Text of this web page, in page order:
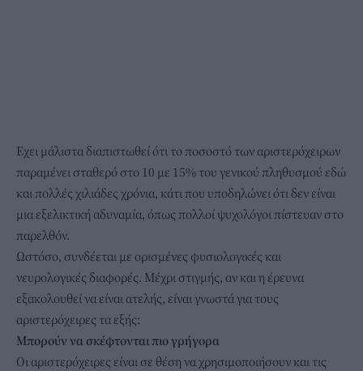
Εχει μάλιστα διαπιστωθεί ότι το ποσοστό των αριστερόχειρων
παραμένει σταθερό στο 10 με 15% του γενικού πληθυσμού εδώ
και πολλές χιλιάδες χρόνια, κάτι που υποδηλώνει ότι δεν είναι
μια εξελικτική αδυναμία, όπως πολλοί ψυχολόγοι πίστευαν στο
παρελθόν.
Ωστόσο, συνδέεται με ορισμένες φυσιολογικές και
νευρολογικές διαφορές. Μέχρι στιγμής, αν και η έρευνα
εξακολουθεί να είναι ατελής, είναι γνωστά για τους
αριστερόχειρες τα εξής:
Μπορούν να σκέφτονται πιο γρήγορα
Οι αριστερόχειρες είναι σε θέση να χρησιμοποιήσουν και τις